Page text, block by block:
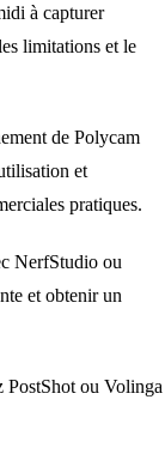
à capturer
limitations et le
de Polycam
et
pratiques.
NerfStudio ou
et obtenir un
PostShot ou Volinga